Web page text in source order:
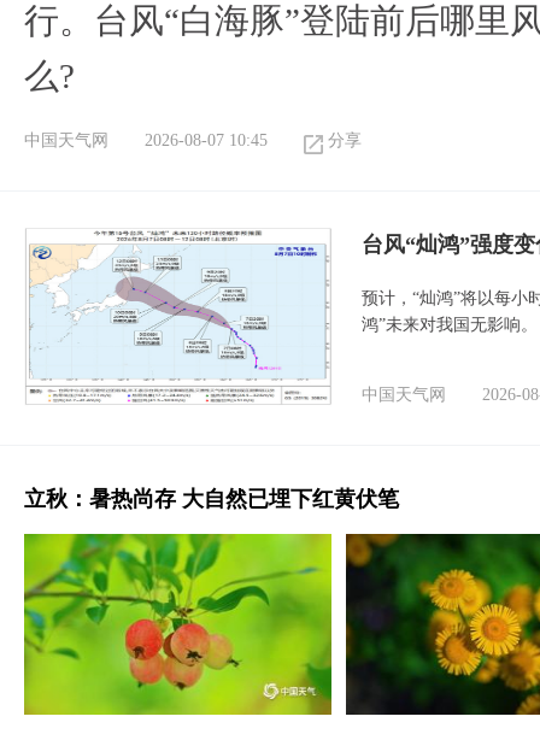
行。台风“白海豚”登陆前后哪里
么?
中国天气网 2026-08-07 10:45 分享
台风“灿鸿”强度
预计，“灿鸿”将以每小
鸿”未来对我国无影响。
中国天气网 2026-
立秋：暑热尚存 大自然已埋下红黄伏笔